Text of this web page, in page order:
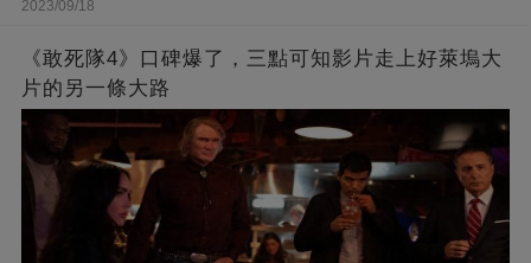
2023/09/18
《敢死隊4》口碑爆了，三點可知影片走上好萊塢大
片的另一條大路